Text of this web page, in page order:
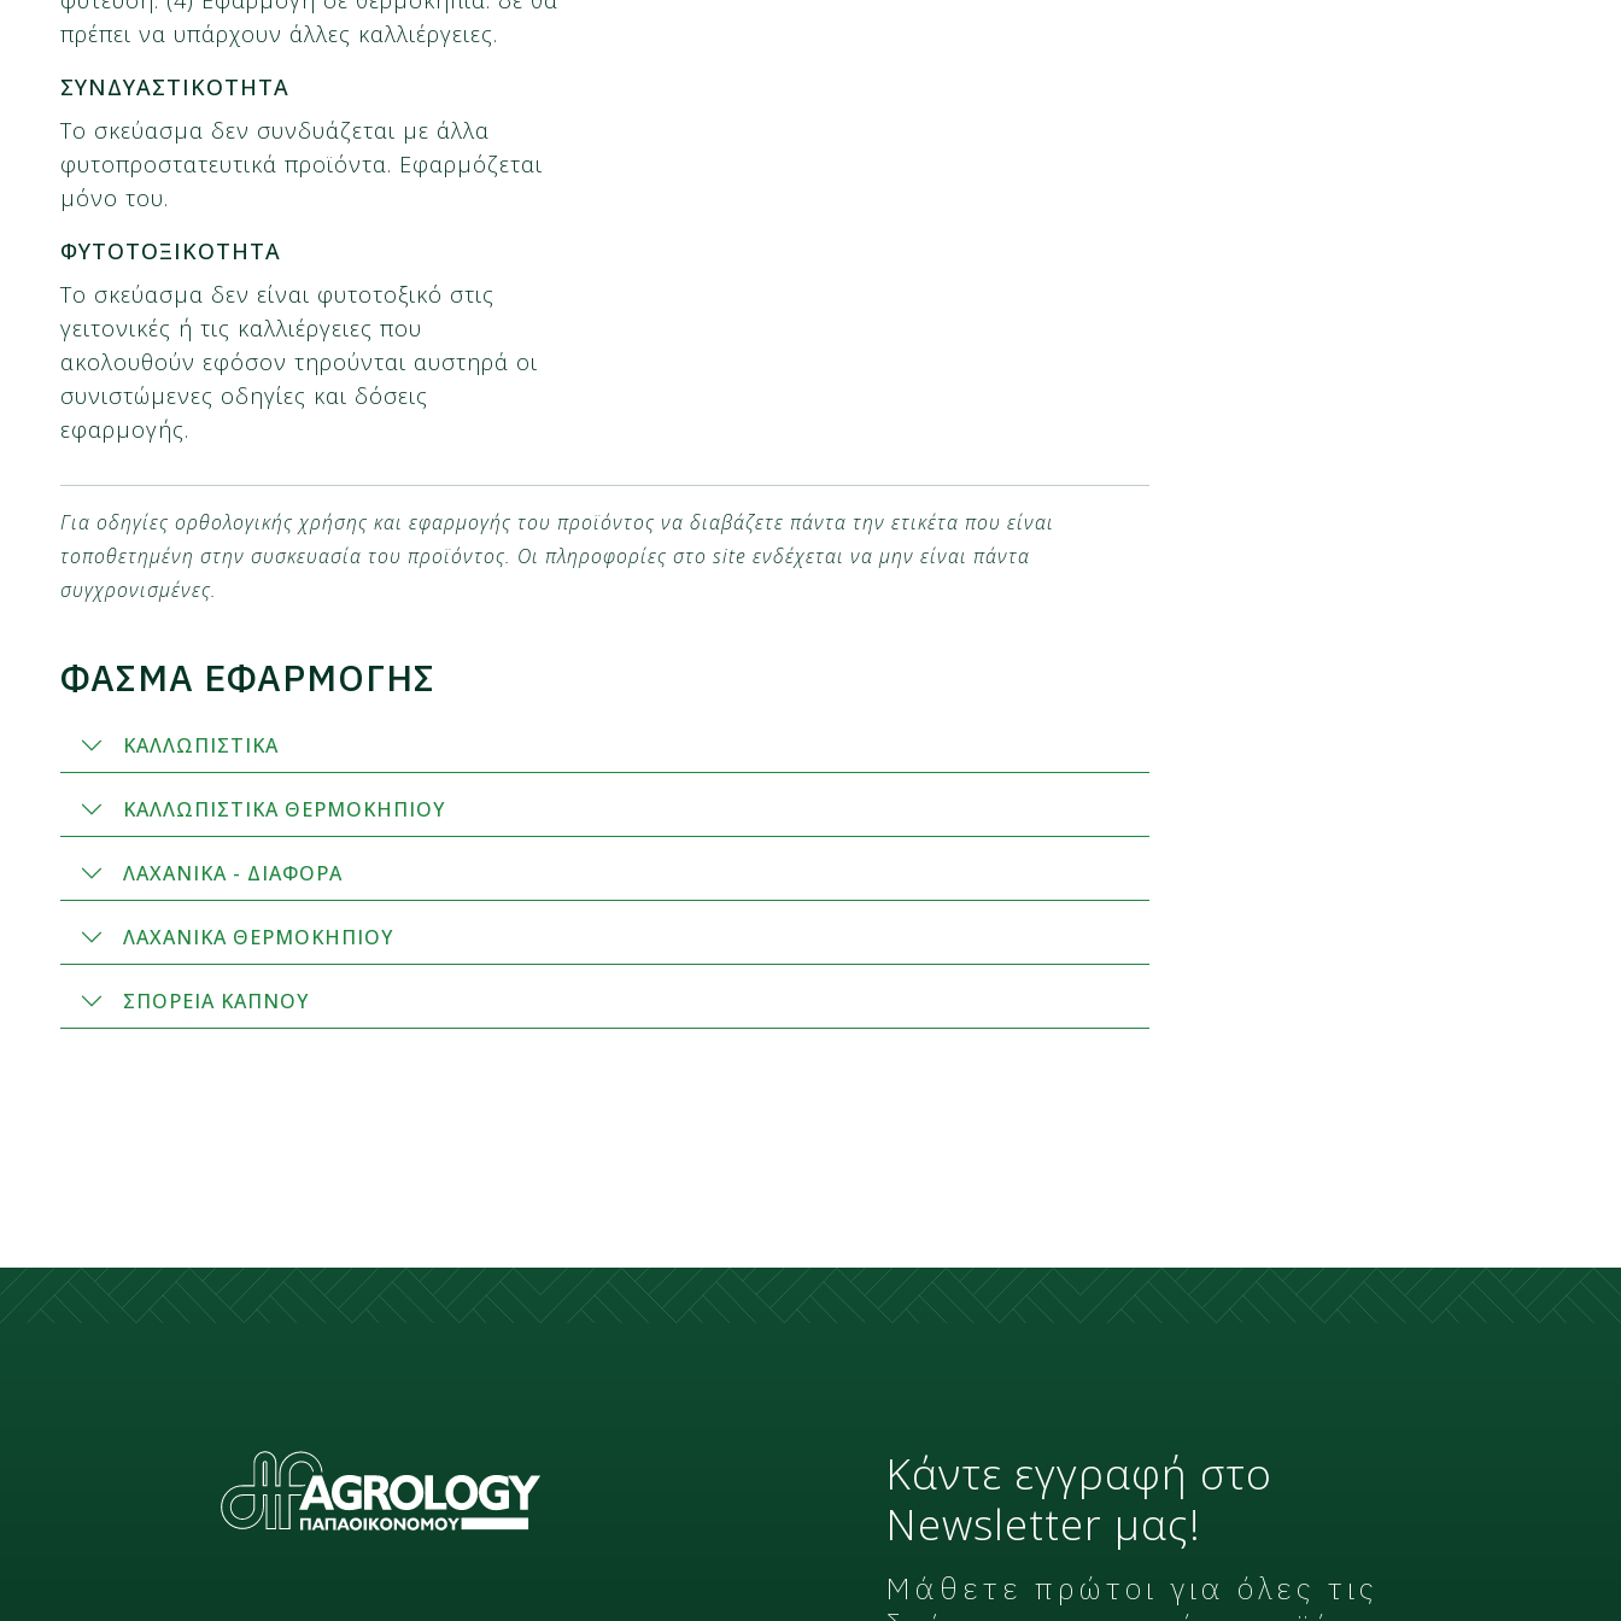
πρέπει να υπάρχουν άλλες καλλιέργειες.
ΣΥΝΔΥΑΣΤΙΚΟΤΗΤΑ
Το σκεύασμα δεν συνδυάζεται με άλλα
φυτοπροστατευτικά προϊόντα. Εφαρμόζεται
μόνο του.
ΦΥΤΟΤΟΞΙΚΟΤΗΤΑ
Το σκεύασμα δεν είναι φυτοτοξικό στις
γειτονικές ή τις καλλιέργειες που
ακολουθούν εφόσον τηρούνται αυστηρά οι
συνιστώμενες οδηγίες και δόσεις
εφαρμογής.
Για οδηγίες ορθολογικής χρήσης και εφαρμογής του προϊόντος να διαβάζετε πάντα την ετικέτα που είναι
τοποθετημένη στην συσκευασία του προϊόντος. Οι πληροφορίες στο site ενδέχεται να μην είναι πάντα
συγχρονισμένες.
ΦΑΣΜΑ ΕΦΑΡΜΟΓΗΣ
ΚΑΛΛΩΠΙΣΤΙΚΑ
ΚΑΛΛΩΠΙΣΤΙΚΑ ΘΕΡΜΟΚΗΠΙΟΥ
ΛΑΧΑΝΙΚΑ - ΔΙΑΦΟΡΑ
ΛΑΧΑΝΙΚΑ ΘΕΡΜΟΚΗΠΙΟΥ
ΣΠΟΡΕΙΑ ΚΑΠΝΟΥ
Κάντε εγγραφή στο
Newsletter μας!
Μάθετε πρώτοι για όλες τις